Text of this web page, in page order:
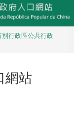
別行政區公共行政
網站